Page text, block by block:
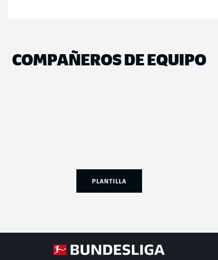
COMPAÑEROS DE EQUIPO
PLANTILLA